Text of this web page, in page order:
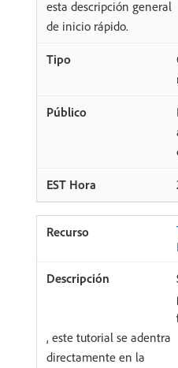
esta descripción general
de inicio rápido.
, este tutorial se adentra
directamente en la